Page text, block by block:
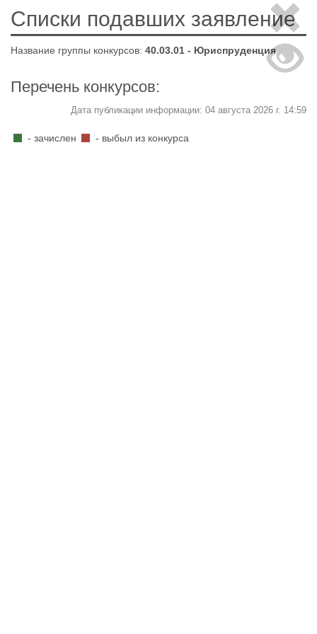
Списки подавших заявление
Название группы конкурсов: 40.03.01 - Юриспруденция
Перечень конкурсов:
Дата публикации информации: 04 августа 2026 г. 14:59
- зачислен - выбыл из конкурса